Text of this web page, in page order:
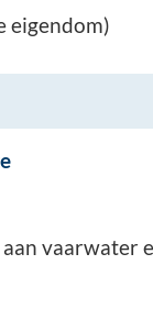
eigendom)
vaarwater